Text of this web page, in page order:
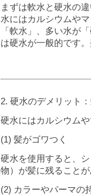
まずは軟水と硬水の
水にはカルシウムや
「軟水」、多い水が
は硬水が一般的です
2. 硬水のデメリット
硬水にはカルシウム
(1) 髪がゴワつく
硬水を使用すると、
物）が髪に残ること
(2) カラーやパーマの